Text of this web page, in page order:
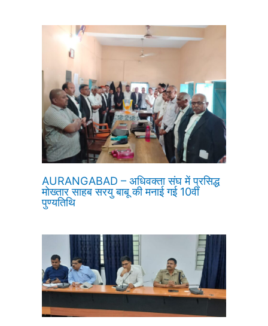
AURANGABAD – अधिवक्ता संघ में प्रसिद्ध
मोख्तार साहब सरयु बाबू की मनाई गई 10वीं
पुण्यतिथि